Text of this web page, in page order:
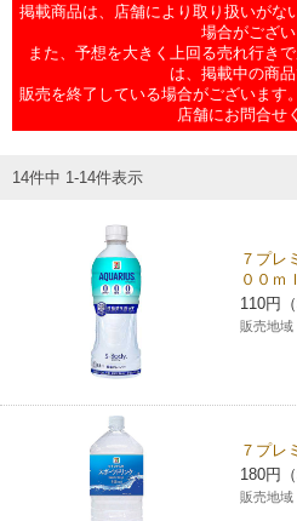
商品カテゴリ一覧
食の安全・安心への取組み
プリペイドカード・金券
ニンテンドー・ダウンロードカード
nanacoトップ
マルチコピー機でできることトップ
プリント
ファクス
便利なサービス
切手・はがき・印紙
セブン銀行ATM
ご利用可能なお支払い方法
チケットサービス
セブンチケット
チケットぴあ
イープラス
セブン‐イレブンでお受取り
タワーレコード
セブンネットショッピング
停電時のサービス停止のお知らせ
企業情報トップ
ニュースリリース
ごあいさつ
企業理念
会社概要
貸借対照表・損益計算書
私たちの取組み
サステナビリティ
サステナビリティトップ
セブン＆アイ・ホールディングス
サステナビリティ活動基本方針
サステナビリティ推進体制
加盟店オーナー募集
店舗検索
ネ
お問い合わせ
掲載商品は、店舗により取り扱いがな
場合がござい
また、予想を大きく上回る売れ行き
は、掲載中の商
販売を終了している場合がございます
店舗にお問合せ
14件中 1-14件表示
７プレ
００ｍｌ
110円
販売地域
７プ
180円
販売地域